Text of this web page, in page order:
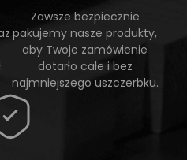
Zawsze bezpiecznie
pakujemy nasze produkty,
aby Twoje zamówienie
dotarło całe i bez
najmniejszego uszczerbku.